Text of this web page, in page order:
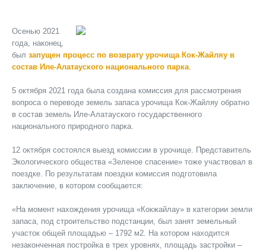
Осенью 2021
года, наконец,
был запущен процесс по возврату урочища Кок-Жайляу в
состав Иле-Алатауского национального парка.
5 октября 2021 года была создана комиссия для рассмотрения
вопроса о переводе земель запаса урочища Кок-Жайляу обратно
в состав земель Иле-Алатауского государственного
национального природного парка.
12 октября состоялся выезд комиссии в урочище. Представитель
Экологического общества «Зеленое спасение» тоже участвовал в
поездке. По результатам поездки комиссия подготовила
заключение, в котором сообщается:
«На момент нахождения урочища«Кокжайлау» в категории земли
запаса, под строительство подстанции, был занят земельный
участок общей площадью – 1792 м2. На котором находится
незаконченная постройка в трех уровнях, площадь застройки –